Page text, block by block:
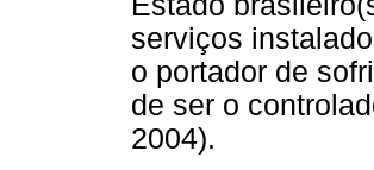
serviços
o portador de
de ser o
2004).